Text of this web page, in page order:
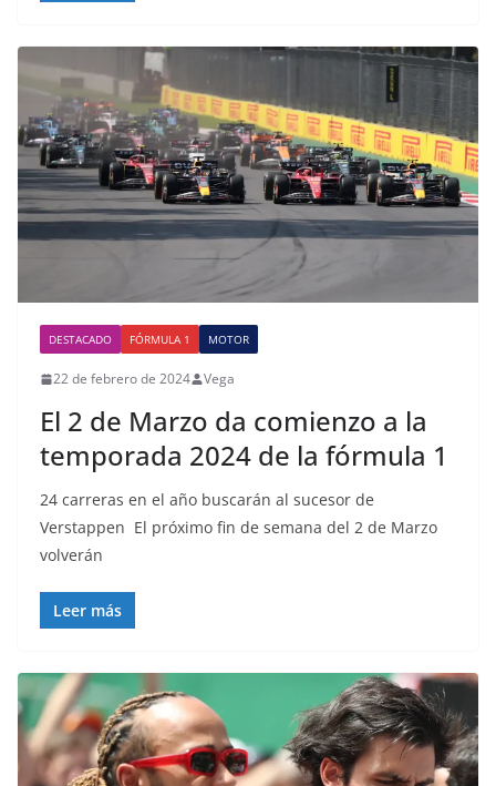
DESTACADO FÓRMULA 1 MOTOR
22 de febrero de 2024 Vega
El 2 de Marzo da comienzo a la
temporada 2024 de la fórmula 1
24 carreras en el año buscarán al sucesor de
Verstappen El próximo fin de semana del 2 de Marzo
volverán
Leer más